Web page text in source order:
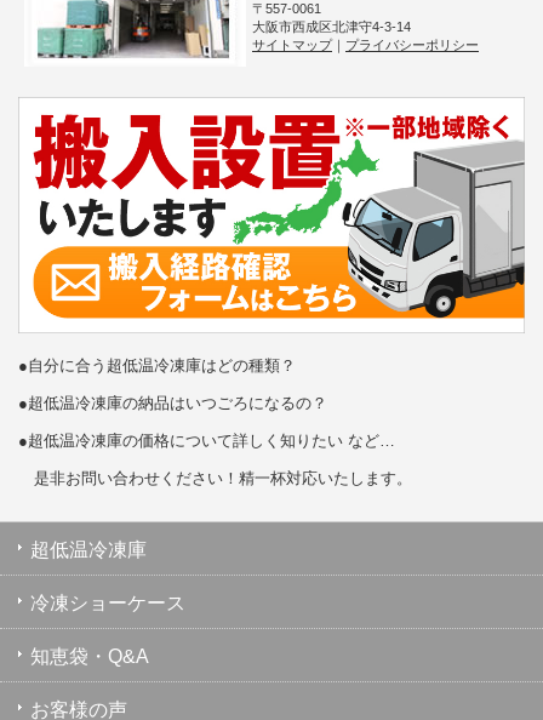
〒557-0061
大阪市西成区北津守4-3-14
サイトマップ
プライバシーポリシー
●自分に合う超低温冷凍庫はどの種類？
●超低温冷凍庫の納品はいつごろになるの？
●超低温冷凍庫の価格について詳しく知りたい など…
是非お問い合わせください！精一杯対応いたします。
超低温冷凍庫
冷凍ショーケース
知恵袋・Q&A
お客様の声